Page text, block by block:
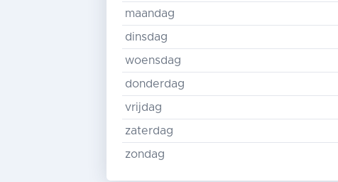
maandag
dinsdag
woensdag
donderdag
vrijdag
zaterdag
zondag